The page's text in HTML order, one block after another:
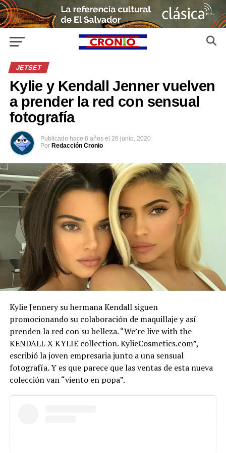
JETSET
Kylie y Kendall Jenner vuelven
a prender la red con sensual
fotografía
Publicado hace 6 años el 26 junio, 2020
Por Redacción Cronio
Kylie Jennery su hermana Kendall siguen
promocionando su colaboración de maquillaje y así
prenden la red con su belleza. “We’re live with the
KENDALL X KYLIE collection. KylieCosmetics.com”,
escribió la joven empresaria junto a una sensual
fotografía. Y es que parece que las ventas de esta nueva
colección van “viento en popa”.